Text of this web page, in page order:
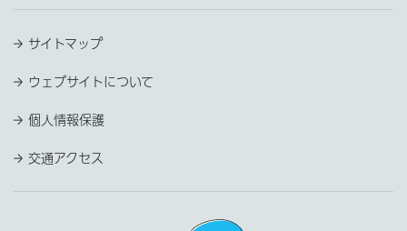
サイトマップ
ウェブサイトについて
個人情報保護
交通アクセス